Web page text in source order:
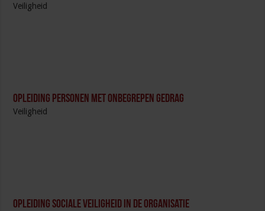
Veiligheid
Opleiding Personen met onbegrepen gedrag
Veiligheid
Opleiding Sociale Veiligheid in de Organisatie